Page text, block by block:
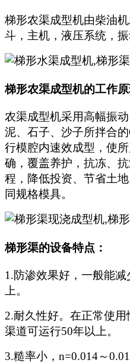
梯形农渠成型机由柴油
斗，主机，液压系统，振
梯形农渠成型机的工作原
农渠成型机采用高幅振
泥、石子、沙子所拌合
行模腔内速效成型，使
确，覆盖养护，抗冻、
程，降低投资、节省土
同规格模具。
梯形渠的设备特点：
1.防渗效果好，一般能
上。
2.耐久性好。在正常使
渠道可运行50年以上。
3.糙率小，n=0.014～